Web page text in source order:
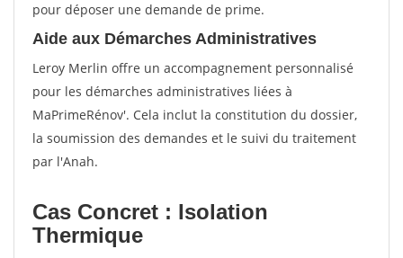
pour déposer une demande de prime.
Aide aux Démarches Administratives
Leroy Merlin offre un accompagnement personnalisé
pour les démarches administratives liées à
MaPrimeRénov'. Cela inclut la constitution du dossier,
la soumission des demandes et le suivi du traitement
par l'Anah.
Cas Concret : Isolation
Thermique